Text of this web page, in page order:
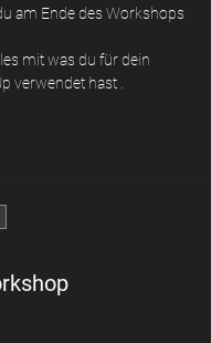
am Ende des Workshops
mit was du für dein
verwendet hast .